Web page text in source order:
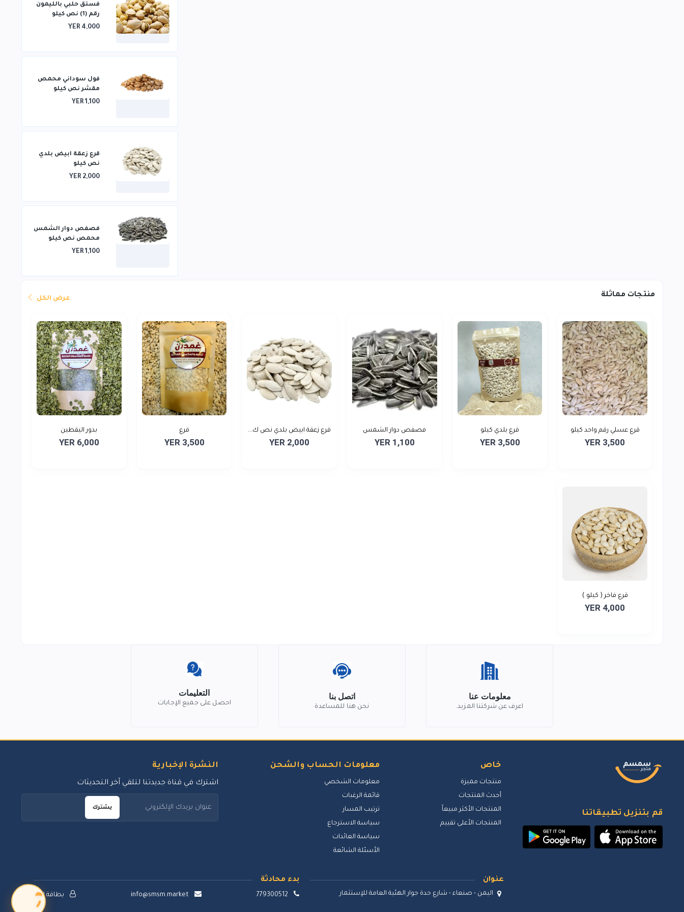
فستق حلبي بالليمون
رقم (1) نص كيلو
YER 4,000
فول سوداني محمص
مقشر نص كيلو
YER 1,100
قرع زعقة ابيض بلدي
نص كيلو
YER 2,000
فصفص دوار الشمس
محمص نص كيلو
YER 1,100
منتجات مماثلة عرض الكل
قرع عسلي رقم واحد كيلو
YER 3,500
قرع بلدي كيلو
YER 3,500
فصفص دوار الشمس
محمص نص...
YER 1,100
قرع زعقة ابيض بلدي نص ك...
YER 2,000
قرع
YER 3,500
بذور اليقطين
YER 6,000
قرع فاخر ( كيلو )
YER 4,000
معلومات عنا
اعرف عن شركتنا المزيد.
اتصل بنا
نحن هنا للمساعدة
التعليمات
احصل على جميع الإجابات
قم بتنزيل تطبيقاتنا
خاص
منتجات مميزة
أحدث المنتجات
المنتجات الأكثر مبيعاً
المنتجات الأعلى تقييم
معلومات الحساب والشحن
معلومات الشخصي
قائمة الرغبات
ترتيب المسار
سياسة الاسترجاع
سياسة العائدات
الأسئلة الشائعة
النشرة الإخبارية
اشترك في قناة جديدتنا لتلقي آخر التحديثات
يشترك
بدء محادثة
779300512
info@smsm.market بطاقة الدعم
عنوان
اليمن - صنعاء - شارع حدة جوار الهئية العامة للإستثمار